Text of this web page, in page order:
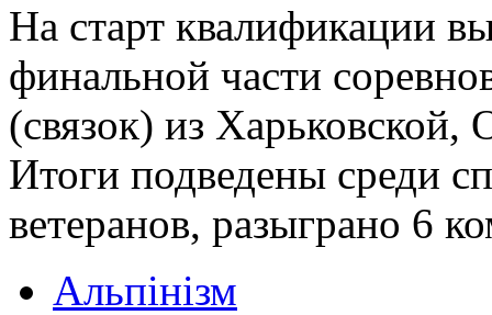
На старт квалификации
финальной части
(связок) из Харьковской,
Итоги подведены среди
ветеранов, разыграно 6
Альпінізм